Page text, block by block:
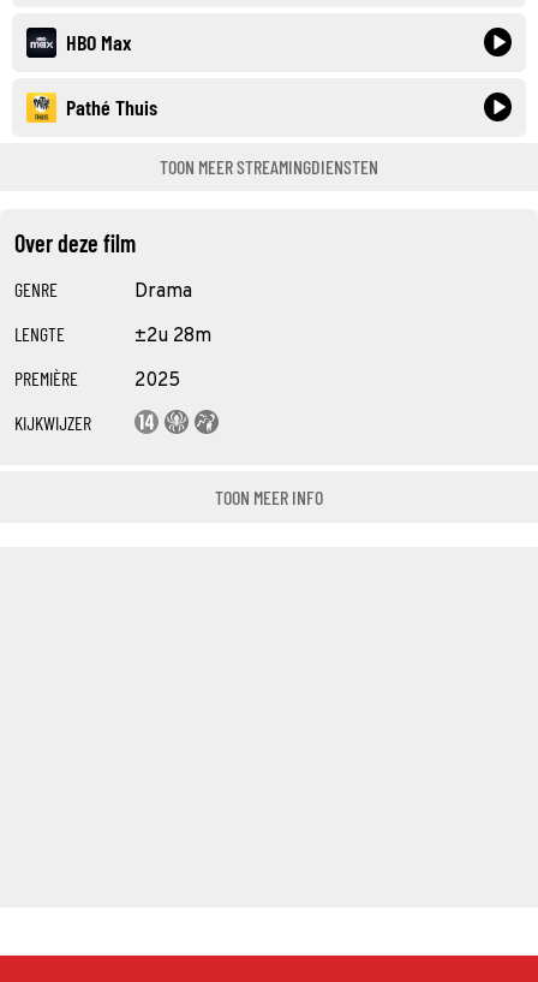
Over deze film
GENRE Drama
LENGTE ±2u 28m
PREMIÈRE 2025
KIJKWIJZER
TOON MEER INFO
HBO Max
Pathé Thuis
TOON MEER STREAMINGDIENSTEN